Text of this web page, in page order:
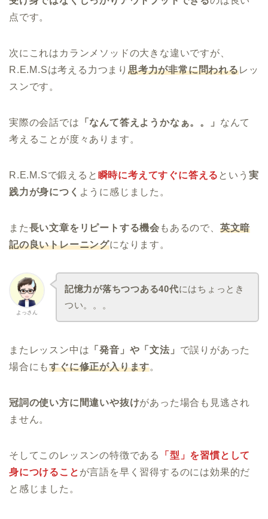
点です。
次にこれはカランメソッドの大きな違いですが、
R.E.M.Sは考える力つまり 思考力が非常に問われるレッ
スンです。
実際の会話では 「なんて答えようかなぁ。。」 なんて
考えることが度々あります。
R.E.M.Sで鍛えると 瞬時に考えてすぐに答える という 実
践力が身につく ように感じました。
また長い文章をリピートする機会 もあるので、 英文暗
記の良いトレーニングになります。
よっさん
記憶力が落ちつつある40代にはちょっとき
つい。。。
またレッスン中は 「発音」や「文法」 で誤りがあった
場合にもすぐに修正が入ります。
冠詞の使い方に間違いや抜けがあった場合も見逃され
ません。
そしてこのレッスンの特徴である
「型」を習慣として
身につけること が言語を早く習得するのには効果的だ
と感じました。